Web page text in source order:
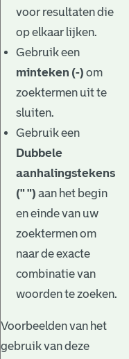
voor resultaten die
op elkaar lijken.
Gebruik een
minteken (-) om
zoektermen uit te
sluiten.
Gebruik een
Dubbele
aanhalingstekens
(" ") aan het begin
en einde van uw
zoektermen om
naar de exacte
combinatie van
woorden te zoeken.
Voorbeelden van het
gebruik van deze